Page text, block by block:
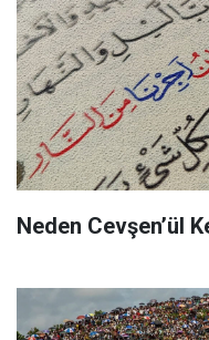
Neden Cevşen’ül